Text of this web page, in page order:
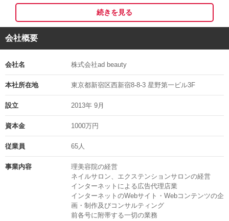
とにかく集客力がすごいので、お客様なしでの転職でもすぐに入客で
きます！
すよ◎
離職率もかなり低く安心してジョインできるサロンです＊
・収入、休みを増やしたい
・結婚に備えて貯金したい
・マイホームを購入したい
エリア入客数で上位を保っており、スタッフの毎月の入客平均は187
人のサロンです！
200人を入客した場合、1ヶ月に50万円以上稼ぐことも可能。
さらに幹部になると、100万円以上を稼ぎながら活躍もできます♪
「スタイリストになったのに、思うように入客できなかった」
「基本給が低くて、収入が伸びずに悩んでいた」
そんな経験のある方、ぜひご応募ください★
◎採用決定
◎入社
※応募者多数の場合、書類選考を通過された方のみにご連絡する可能
す。
※面接日等は考慮しますのでご相談ください。
面接地の住所
面接時にご案内します
担当の部署や氏名
採用担当
電話番号
続きを見る
会社概要
会社名 株式会社ad beauty
本社所在地 東京都新宿区西新宿8-8-3 星野第一ビル3F
設立 2013年 9月
資本金 1000万円
従業員 65人
事業内容
理美容院の経営
ネイルサロン、エクステンションサロンの経営
インターネットによる広告代理店業
インターネットのWebサイト・Webコンテンツの企
画・制作及びコンサルティング
前各号に附帯する一切の業務